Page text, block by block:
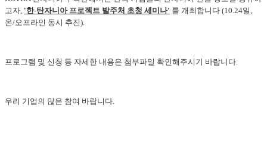
고자, '한-탄자니아 프로젝트 발주처 초청 세미나' 를 개최합니다 (10.24일,
온/오프라인 동시 추진).
프로그램 및 신청 등 자세한 내용은 첨부파일 확인해주시기 바랍니다.
우리 기업의 많은 참여 바랍니다.